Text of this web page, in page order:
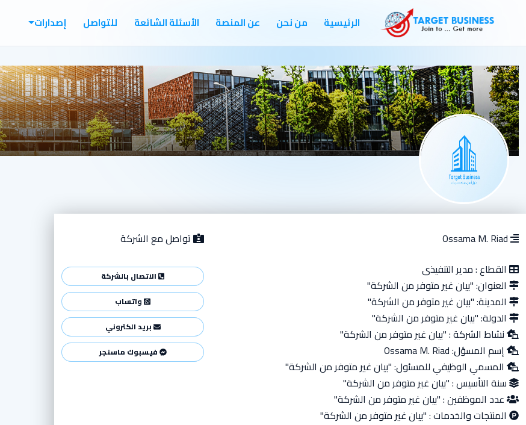
الرئيسية من نحن عن المنصة الأسئلة الشائعة للتواصل إصدارات
Ossama M. Riad
القطاع :مدير التنفيذى
العنوان:"بيان غير متوفر من الشركة"
المدينة:"بيان غير متوفر من الشركة"
الدولة:"بيان غير متوفر من الشركة"
نشاط الشركة :"بيان غير متوفر من الشركة"
إسم المسؤل:Ossama M. Riad
المسمي الوظيفي للمسئول:"بيان غير متوفر من الشركة"
سنة التأسيس :"بيان غير متوفر من الشركة"
عدد الموظفين :"بيان غير متوفر من الشركة"
المنتجات والخدمات :"بيان غير متوفر من الشركة"
تواصل مع الشركة
الاتصال بالشركة
واتساب
بريد الكتروني
فيسبوك ماسنجر